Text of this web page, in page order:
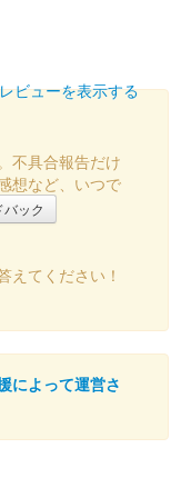
ビューを表示する
不具合報告だけ
想など、いつで
バック
てください！
によって運営さ